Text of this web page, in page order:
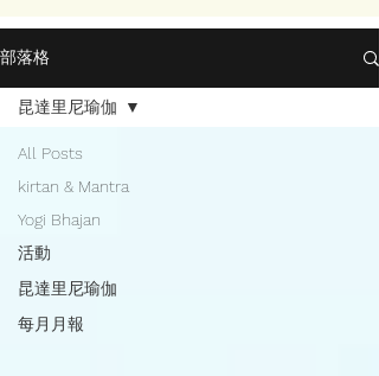
部落格
All Posts
kirtan & Mantra
Yogi Bhajan
活動
昆達里尼瑜伽
每月月報
昆達里尼瑜伽